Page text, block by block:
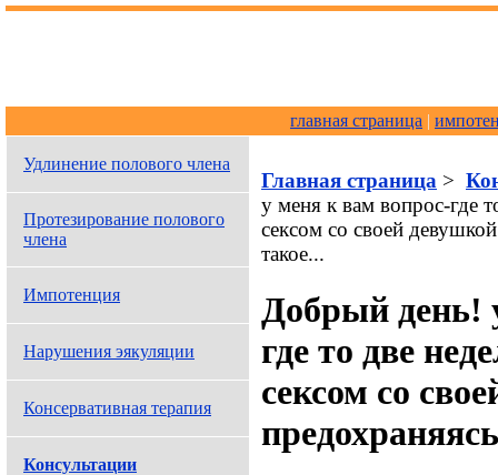
главная страница |
Удлинение полового члена
Протезирование полового
члена
Импотенция
Нарушения эякуляции
Консервативная терапия
Консультации
Главная страница >
у меня к вам вопрос-где
сексом со своей
такое...
Добрый день!
где то две
сексом со